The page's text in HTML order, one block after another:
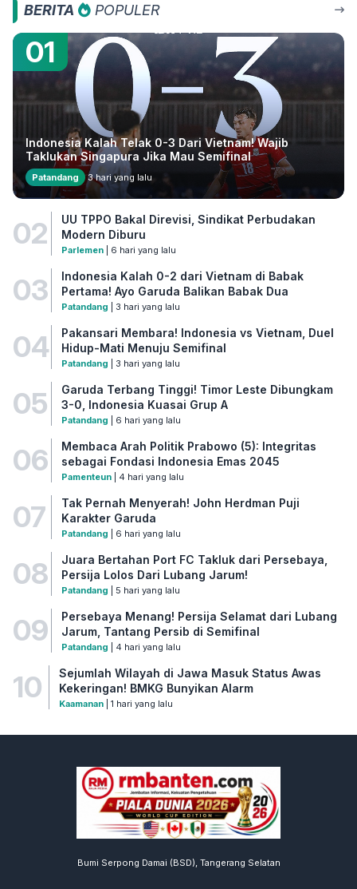
BERITA POPULER
01
Indonesia Kalah Telak 0-3 Dari Vietnam! Wajib
Taklukan Singapura Jika Mau Semifinal
Patandang 3 hari yang lalu
02
UU TPPO Bakal Direvisi, Sindikat Perbudakan
Modern Diburu
Parlemen| 6 hari yang lalu
03
Indonesia Kalah 0-2 dari Vietnam di Babak
Pertama! Ayo Garuda Balikan Babak Dua
Patandang | 3 hari yang lalu
04
Pakansari Membara! Indonesia vs Vietnam, Duel
Hidup-Mati Menuju Semifinal
Patandang | 3 hari yang lalu
05
Garuda Terbang Tinggi! Timor Leste Dibungkam
3-0, Indonesia Kuasai Grup A
Patandang | 6 hari yang lalu
06
Membaca Arah Politik Prabowo (5): Integritas
sebagai Fondasi Indonesia Emas 2045
Pamenteun| 4 hari yang lalu
07
Tak Pernah Menyerah! John Herdman Puji
Karakter Garuda
Patandang | 6 hari yang lalu
08
Juara Bertahan Port FC Takluk dari Persebaya,
Persija Lolos Dari Lubang Jarum!
Patandang | 5 hari yang lalu
09
Persebaya Menang! Persija Selamat dari Lubang
Jarum, Tantang Persib di Semifinal
Patandang | 4 hari yang lalu
10
Sejumlah Wilayah di Jawa Masuk Status Awas
Kekeringan! BMKG Bunyikan Alarm
Kaamanan| 1 hari yang lalu
Bumi Serpong Damai (BSD), Tangerang Selatan